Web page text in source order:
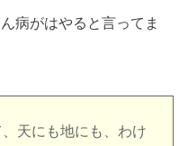
病がはやると言ってま
天にも地にも、わけ